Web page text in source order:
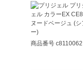
商品番号 c8110062